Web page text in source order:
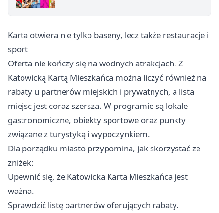
Karta otwiera nie tylko baseny, lecz także restauracje i
sport
Oferta nie kończy się na wodnych atrakcjach. Z
Katowicką Kartą Mieszkańca można liczyć również na
rabaty u partnerów miejskich i prywatnych, a lista
miejsc jest coraz szersza. W programie są lokale
gastronomiczne, obiekty sportowe oraz punkty
związane z turystyką i wypoczynkiem.
Dla porządku miasto przypomina, jak skorzystać ze
zniżek:
Upewnić się, że Katowicka Karta Mieszkańca jest
ważna.
Sprawdzić listę partnerów oferujących rabaty.